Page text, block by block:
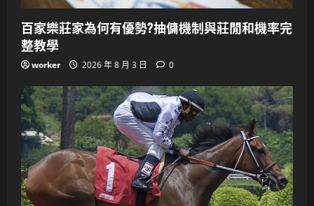
百家樂莊家為何有優勢?抽傭機制與莊閒和機率完
整教學
worker 2026 年 8 月 3 日 0